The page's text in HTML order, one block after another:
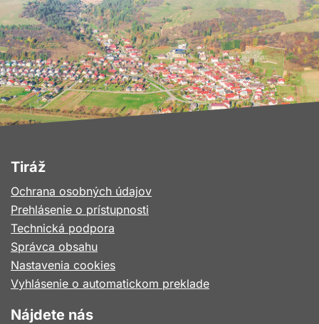
Tiráž
Ochrana osobných údajov
Prehlásenie o prístupnosti
Technická podpora
Správca obsahu
Nastavenia cookies
Vyhlásenie o automatickom preklade
Nájdete nás